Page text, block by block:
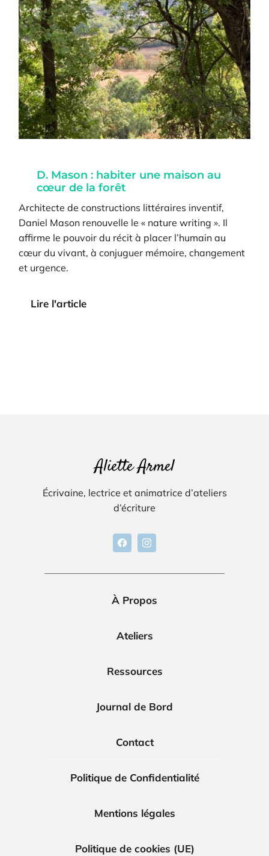
D. Mason : habiter une maison au
cœur de la forêt
Architecte de constructions littéraires inventif,
Daniel Mason renouvelle le « nature writing ». Il
affirme le pouvoir du récit à placer l’humain au
cœur du vivant, à conjuguer mémoire, changement
et urgence.
Lire l'article
Aliette Armel
Écrivaine, lectrice et animatrice d’ateliers
d’écriture
À Propos
Ateliers
Ressources
Journal de Bord
Contact
Politique de Confidentialité
Mentions légales
Politique de cookies (UE)